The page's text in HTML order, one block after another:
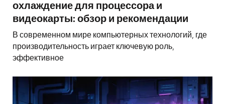
охлаждение для процессора и
видеокарты: обзор и рекомендации
В современном мире компьютерных технологий, где
производительность играет ключевую роль,
эффективное